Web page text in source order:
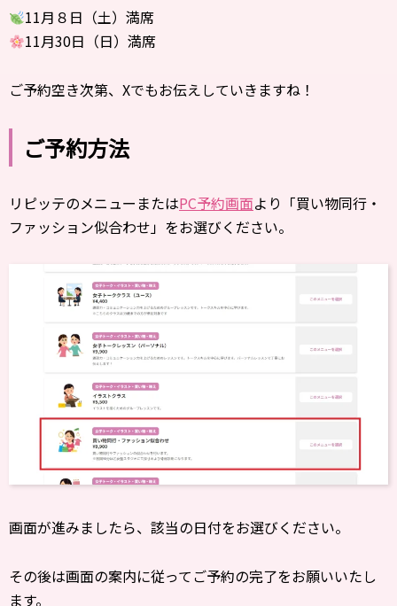
11月８日（土）満席
11月30日（日）満席
ご予約空き次第、Xでもお伝えしていきますね！
ご予約方法
リピッテのメニューまたはPC予約画面より「買い物同行・
ファッション似合わせ」をお選びください。
画面が進みましたら、該当の日付をお選びください。
その後は画面の案内に従ってご予約の完了をお願いいたし
ます。